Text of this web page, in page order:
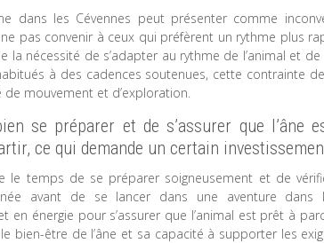
dans les Cévennes peut présenter comme
pas convenir à ceux qui préfèrent un rythme plus
la nécessité de s’adapter au rythme de l’animal et
à des cadences soutenues, cette contrainte
mouvement et d’exploration.
se préparer et de s’assurer que l’âne
ce qui demande un certain
le temps de se préparer soigneusement et de
avant de se lancer dans une aventure dans
en énergie pour s’assurer que l’animal est prêt à
bien-être de l’âne et sa capacité à supporter les